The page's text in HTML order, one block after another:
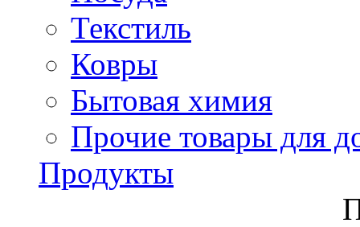
Текстиль
Ковры
Бытовая химия
Прочие товары для
Продукты